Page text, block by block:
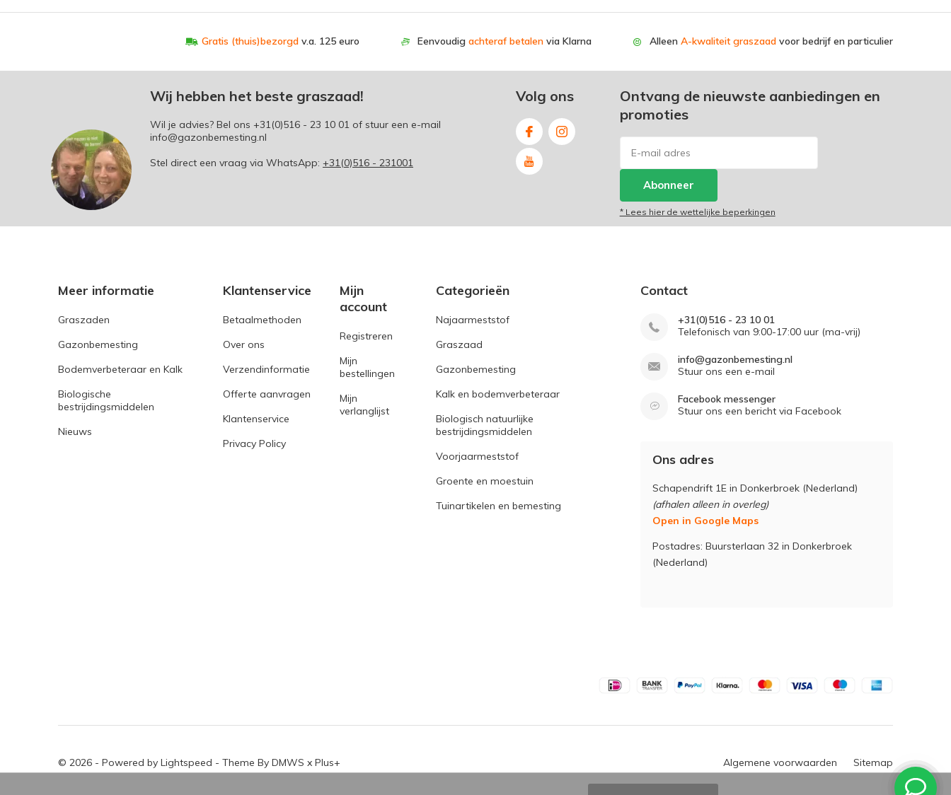
Gratis (thuis)bezorgd v.a. 125 euro Eenvoudig achteraf betalen via Klarna Alleen A-kwaliteit graszaad voor bedrijf en particulier
Wij hebben het beste graszaad!
Wil je advies? Bel ons +31(0)516 - 23 10 01 of stuur een e-mail
info@gazonbemesting.nl
Stel direct een vraag via WhatsApp: +31(0)516 - 231001
Volg ons
Ontvang de nieuwste aanbiedingen en
promoties
Abonneer
* Lees hier de wettelijke beperkingen
Meer informatie
Graszaden
Gazonbemesting
Bodemverbeteraar en Kalk
Biologische
bestrijdingsmiddelen
Nieuws
Klantenservice
Betaalmethoden
Over ons
Verzendinformatie
Offerte aanvragen
Klantenservice
Privacy Policy
Mijn
account
Registreren
Mijn
bestellingen
Mijn
verlanglijst
Categorieën
Najaarmeststof
Graszaad
Gazonbemesting
Kalk en bodemverbeteraar
Biologisch natuurlijke
bestrijdingsmiddelen
Voorjaarmeststof
Groente en moestuin
Tuinartikelen en bemesting
Contact
+31(0)516 - 23 10 01
Telefonisch van 9:00-17:00 uur (ma-vrij)
info@gazonbemesting.nl
Stuur ons een e-mail
Facebook messenger
Stuur ons een bericht via Facebook
Ons adres
Schapendrift 1E in Donkerbroek (Nederland)
(afhalen alleen in overleg)
Open in Google Maps
Postadres: Buursterlaan 32 in Donkerbroek
(Nederland)
© 2026 - Powered by Lightspeed - Theme By DMWS x Plus+ Algemene voorwaarden Sitemap